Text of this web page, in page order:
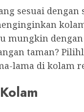
sesuai dengan
mungkin
taman?
lama di kolam